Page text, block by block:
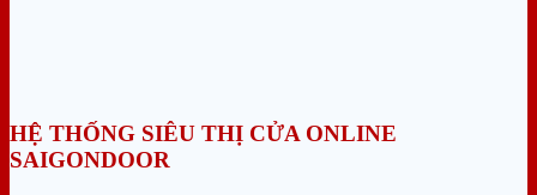
HỆ THỐNG SIÊU THỊ CỬA ONLINE
SAIGONDOOR